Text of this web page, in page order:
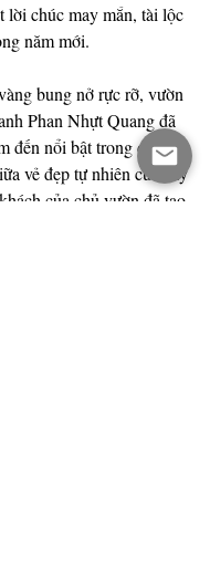
lời chúc may mắn, tài lộc
năm mới.
bung nở rực rỡ, vườn
Phan Nhựt Quang đã
đến nổi bật trong dịp
vẻ đẹp tự nhiên của cây
của chủ vườn đã tạo